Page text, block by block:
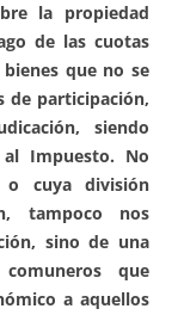
la propiedad
de las cuotas
que no se
de participación,
siendo
Impuesto. No
o cuya división
tampoco nos
sino de una
que
a aquellos